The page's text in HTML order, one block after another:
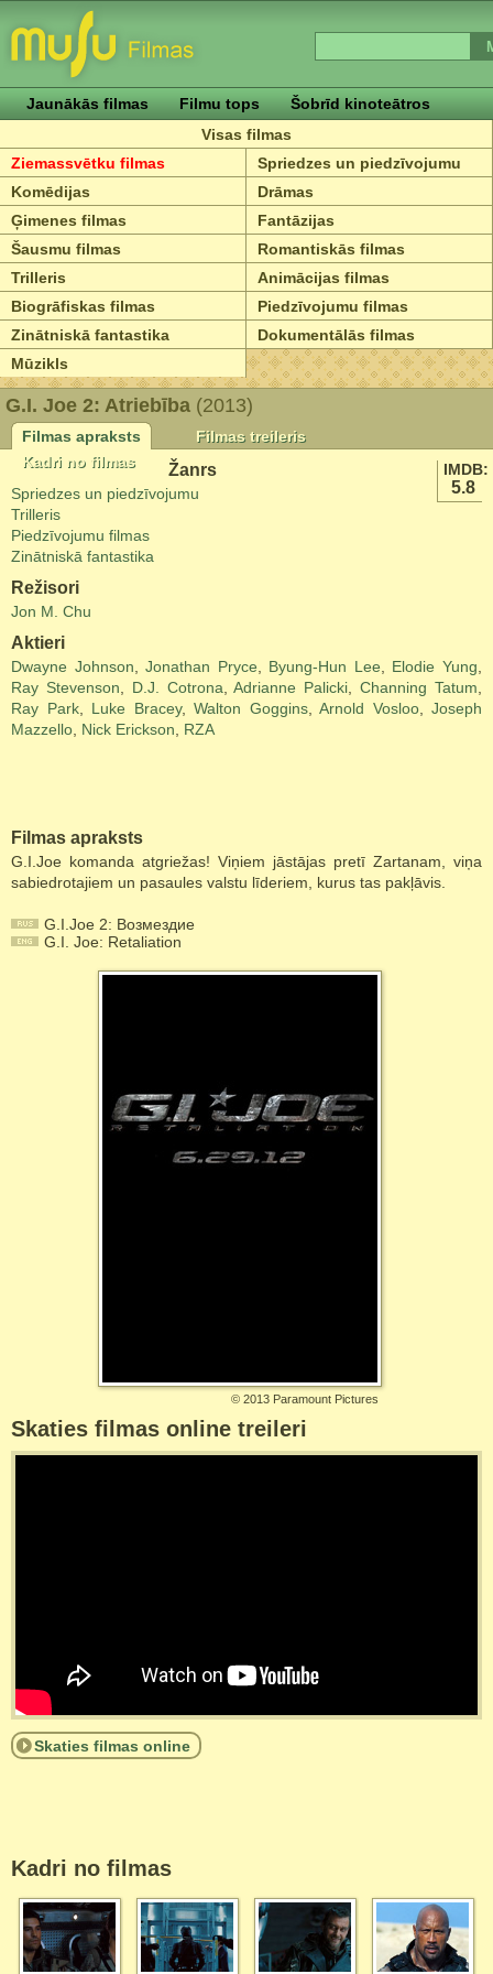
Jaunākās filmas Filmu tops
Šobrīd kinoteātros
Visas filmas
Ziemassvētku filmas
Spriedzes un piedzīvojumu
Komēdijas
Drāmas
Ģimenes filmas
Fantāzijas
Šausmu filmas
Romantiskās filmas
Trilleris
Animācijas filmas
Biogrāfiskas filmas
Piedzīvojumu filmas
Zinātniskā fantastika
Dokumentālās filmas
Mūzikls
G.I. Joe 2: Atriebība (2013)
Filmas apraksts
Filmas treileris
Kadri no filmas
IMDB:
5.8
Žanrs
Spriedzes un piedzīvojumu
Trilleris
Piedzīvojumu filmas
Zinātniskā fantastika
Režisori
Jon M. Chu
Aktieri
Dwayne Johnson ,Jonathan Pryce Byung-Hun Lee Elodie Yung
Ray Stevenson
D.J. Cotrona ,Adrianne Palicki ,Channing Tatum
Ray Park, Luke Bracey, Walton Goggins, Arnold Vosloo, Joseph
Mazzello Nick Erickson RZA
Filmas apraksts
G.I.Joe komanda atgriežas! Viņiem jāstājas pretī Zartanam, viņa
sabiedrotajiem un pasaules valstu līderiem, kurus tas pakļāvis.
G.I.Joe 2: Возмездие
G.I. Joe: Retaliation
© 2013 Paramount Pictures
Skaties filmas online treileri
Skaties filmas online
Kadri no filmas